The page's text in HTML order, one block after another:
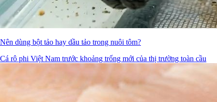
Nên dùng bột tảo hay dầu tảo trong nuôi tôm?
Cá rô phi Việt Nam trước khoảng trống mới của thị trường toàn cầu